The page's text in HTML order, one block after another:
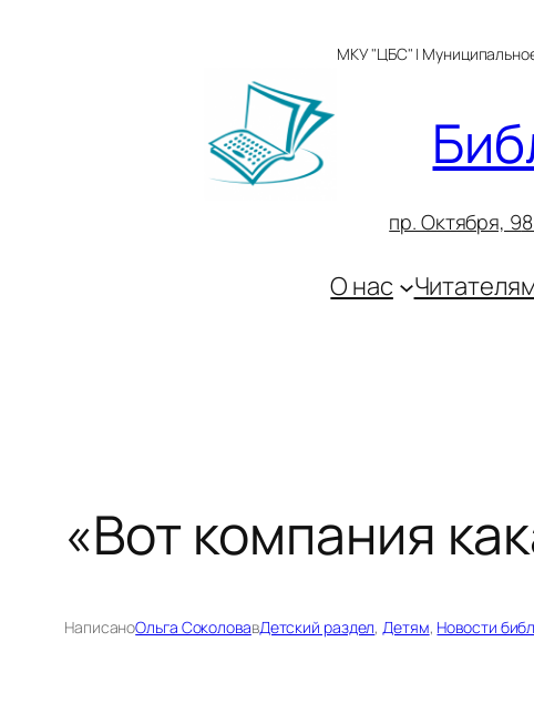
МКУ "ЦБС" |
пр. Октября, 9
О нас
«Вот компания
НаписаноОльга СоколовавДетский раздел, Детям, Новости